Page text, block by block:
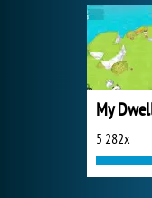
My
5 282x